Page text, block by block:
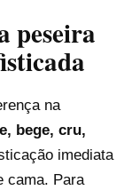
peseira
na
bege, cru,
imediata
cama. Para